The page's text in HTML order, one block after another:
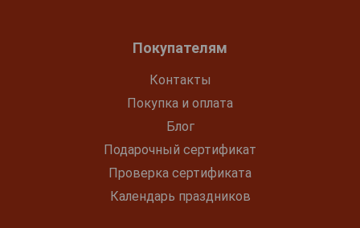
Покупателям
Контакты
Покупка и оплата
Блог
Подарочный сертификат
Проверка сертификата
Календарь праздников